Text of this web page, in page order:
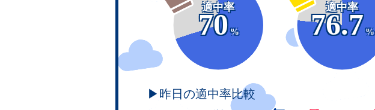
適中率
70
%
適中率
76.7
%
▶昨日の適中率比較